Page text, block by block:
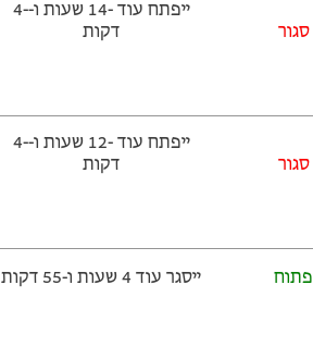
ייפתח עוד -14 שעות ‫ו--4
דקות
ייפתח עוד -12 שעות ‫ו--4
דקות
ייסגר עוד 4 שעות ‫ו-55 דקות